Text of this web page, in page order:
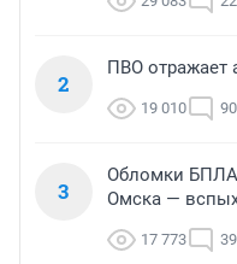
2
ПВО отражает
19 010 90
3
Обломки БПЛА
Омска —
17 773 39